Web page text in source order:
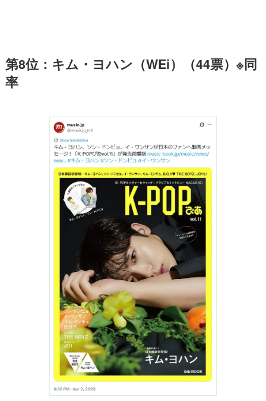
第8位：キム・ヨハン（WEi）（44票）※同
率